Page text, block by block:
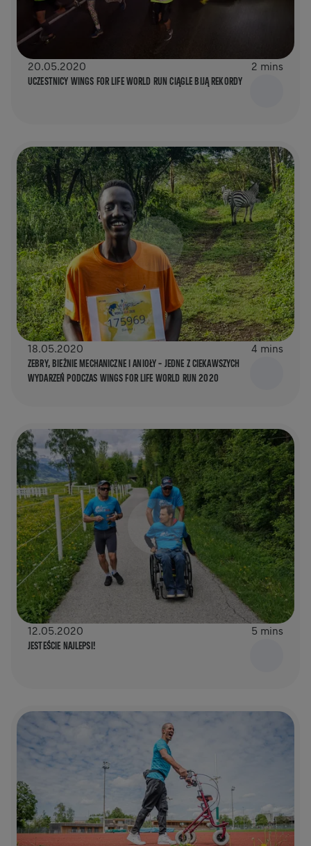
20.05.2020 2 mins
UCZESTNICY WINGS FOR LIFE WORLD RUN CIĄGLE BIJĄ REKORDY
18.05.2020 4 mins
ZEBRY, BIEŻNIE MECHANICZNE I ANIOŁY – JEDNE Z CIEKAWSZYCH
WYDARZEŃ PODCZAS WINGS FOR LIFE WORLD RUN 2020
12.05.2020 5 mins
JESTEŚCIE NAJLEPSI!